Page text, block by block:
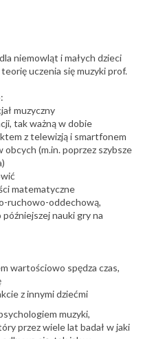
niemowląt i małych dzieci
uczenia się muzyki prof.
muzyczny
tak ważną w dobie
z telewizją i smartfonem
(m.in. poprzez szybsze
matematyczne
ruchowo-oddechową,
nauki gry na
wartościowo spędza czas,
z innymi dziećmi
muzyki,
przez wiele lat badał w jaki